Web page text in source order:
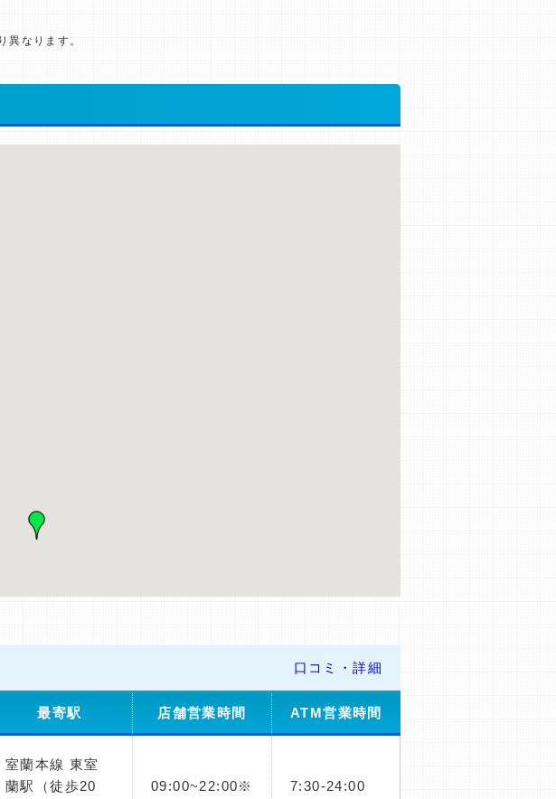
なります。
口コミ・詳細
最寄駅 店舗営業時間 ATM営業時間
室蘭本線 東室
蘭駅（徒歩20
09:00~22:00※ 7:30-24:00